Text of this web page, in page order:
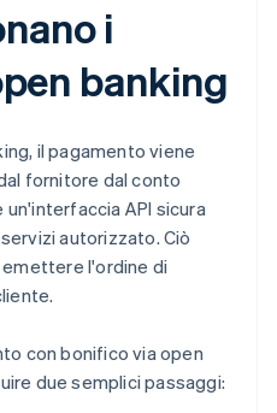
i
banking
il pagamento viene
fornitore dal conto
API sicura
autorizzato. Ciò
l'ordine di
con bonifico via open
due semplici passaggi: